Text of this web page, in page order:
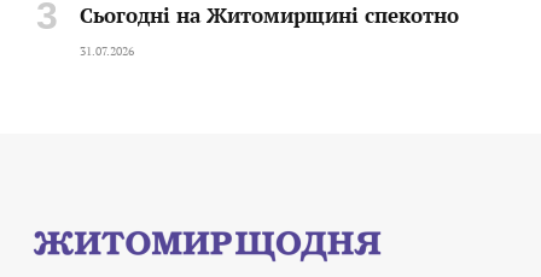
Сьогодні на Житомирщині спекотно
31.07.2026